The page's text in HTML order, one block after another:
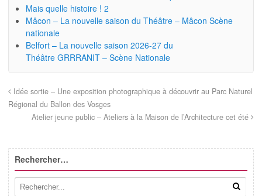
Mais quelle histoire ! 2
Mâcon – La nouvelle saison du Théâtre – Mâcon Scène
nationale
Belfort – La nouvelle saison 2026-27 du
Théâtre GRRRANIT – Scène Nationale
Idée sortie – Une exposition photographique à découvrir au Parc Naturel
Régional du Ballon des Vosges
Atelier jeune public – Ateliers à la Maison de l’Architecture cet été
Rechercher…